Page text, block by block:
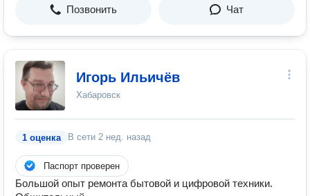
Позвонить Чат
Игорь Ильичёв
Хабаровск
1 оценка В сети 2 нед. назад
Паспорт проверен
Большой опыт ремонта бытовой и цифровой техники.